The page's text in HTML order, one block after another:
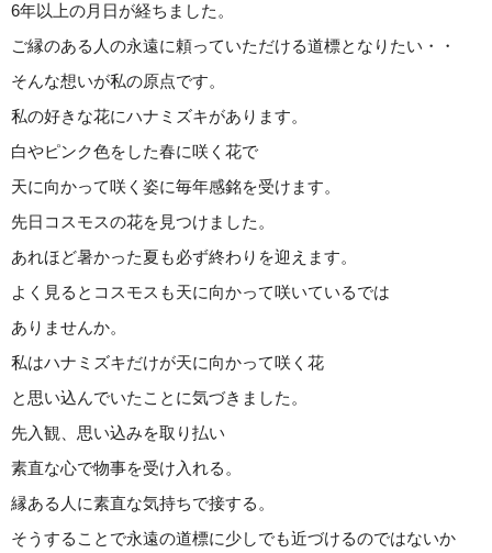
6年以上の月日が経ちました。
ご縁のある人の永遠に頼っていただける道標となりたい・・
そんな想いが私の原点です。
私の好きな花にハナミズキがあります。
白やピンク色をした春に咲く花で
天に向かって咲く姿に毎年感銘を受けます。
先日コスモスの花を見つけました。
あれほど暑かった夏も必ず終わりを迎えます。
よく見るとコスモスも天に向かって咲いているでは
ありませんか。
私はハナミズキだけが天に向かって咲く花
と思い込んでいたことに気づきました。
先入観、思い込みを取り払い
素直な心で物事を受け入れる。
縁ある人に素直な気持ちで接する。
そうすることで永遠の道標に少しでも近づけるのではないか